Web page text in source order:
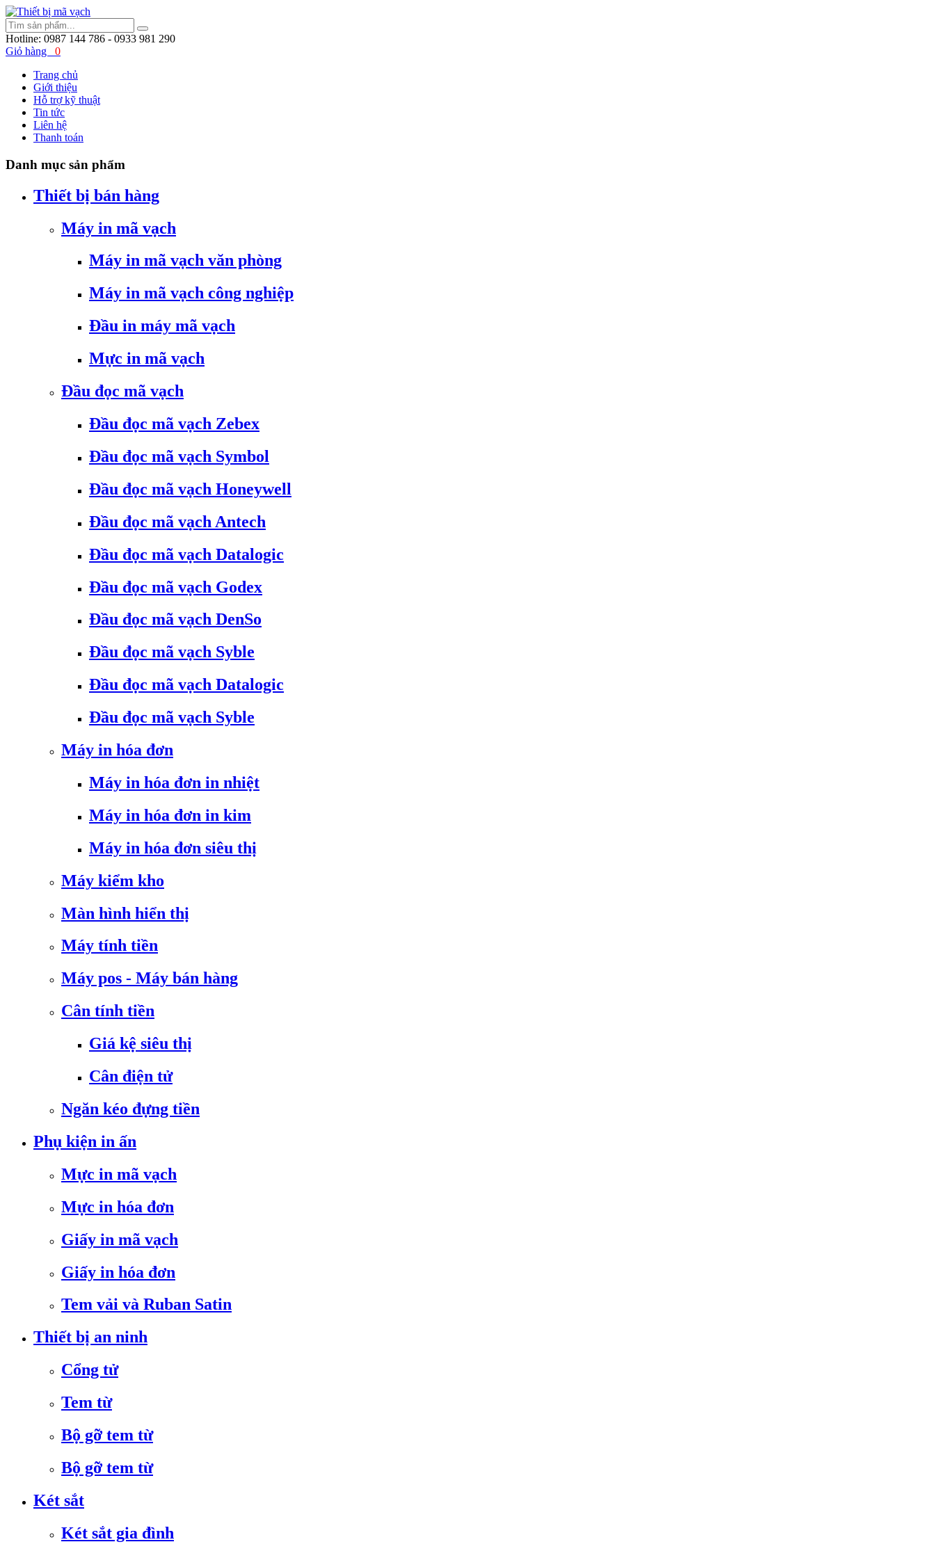
Hotline: 0987 144 786 - 0933 981 290
Giỏ hàng
0
Trang chủ
Giới thiệu
Hỗ trợ kỹ thuật
Tin tức
Liên hệ
Thanh toán
Danh mục sản phẩm
Thiết bị bán hàng
Máy in mã vạch
Máy in mã vạch văn phòng
Máy in mã vạch công nghiệp
Đầu in máy mã vạch
Mực in mã vạch
Đầu đọc mã vạch
Đầu đọc mã vạch Zebex
Đầu đọc mã vạch Symbol
Đầu đọc mã vạch Honeywell
Đầu đọc mã vạch Antech
Đầu đọc mã vạch Datalogic
Đầu đọc mã vạch Godex
Đầu đọc mã vạch DenSo
Đầu đọc mã vạch Syble
Đầu đọc mã vạch Datalogic
Đầu đọc mã vạch Syble
Máy in hóa đơn
Máy in hóa đơn in nhiệt
Máy in hóa đơn in kim
Máy in hóa đơn siêu thị
Máy kiểm kho
Màn hình hiển thị
Máy tính tiền
Máy pos - Máy bán hàng
Cân tính tiền
Giá kệ siêu thị
Cân điện tử
Ngăn kéo đựng tiền
Phụ kiện in ấn
Mực in mã vạch
Mực in hóa đơn
Giấy in mã vạch
Giấy in hóa đơn
Tem vải và Ruban Satin
Thiết bị an ninh
Cổng tử
Tem từ
Bộ gỡ tem từ
Bộ gỡ tem từ
Két sắt
Két sắt gia đình